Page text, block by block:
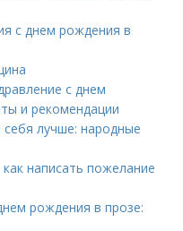
с днем рождения в
с днем
и рекомендации
себя лучше: народные
написать пожелание
рождения в прозе: